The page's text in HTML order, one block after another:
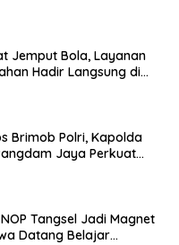
Jemput Bola, Layanan
Hadir Langsung di
Brimob Polri, Kapolda
Jaya Perkuat
Tangsel Jadi Magnet
Datang Belajar